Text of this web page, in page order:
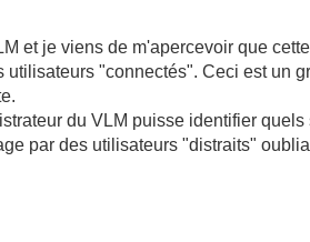
et je viens de m'apercevoir que
"connectés". Ceci est un
du VLM puisse identifier
par des utilisateurs "distraits"